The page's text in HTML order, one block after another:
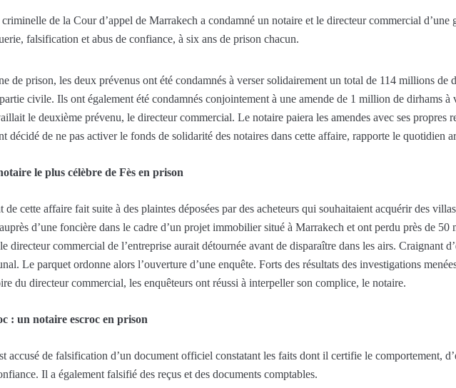
de la Cour d’appel de Marrakech a condamné un notaire et le directeur commercial d’une
falsification et abus de confiance, à six ans de prison chacun.
de prison, les deux prévenus ont été condamnés à verser solidairement un total de 114 millions de
civile. Ils ont également été condamnés conjointement à une amende de 1 million de dirhams à
le deuxième prévenu, le directeur commercial. Le notaire paiera les amendes avec ses propres
décidé de ne pas activer le fonds de solidarité des notaires dans cette affaire, rapporte le quotidien
le plus célèbre de Fès en prison
de cette affaire fait suite à des plaintes déposées par des acheteurs qui souhaitaient acquérir des
d’une foncière dans le cadre d’un projet immobilier situé à Marrakech et ont perdu près de
directeur commercial de l’entreprise aurait détournée avant de disparaître dans les airs. Craignant
Le parquet ordonne alors l’ouverture d’une enquête. Forts des résultats des investigations
du directeur commercial, les enquêteurs ont réussi à interpeller son complice, le notaire.
: un notaire escroc en prison
accusé de falsification d’un document officiel constatant les faits dont il certifie le comportement,
Il a également falsifié des reçus et des documents comptables.